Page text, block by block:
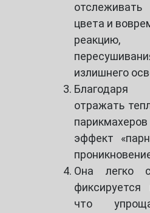
цвета и
излишнего
Благодаря
отражать
эффект
Она легко
что